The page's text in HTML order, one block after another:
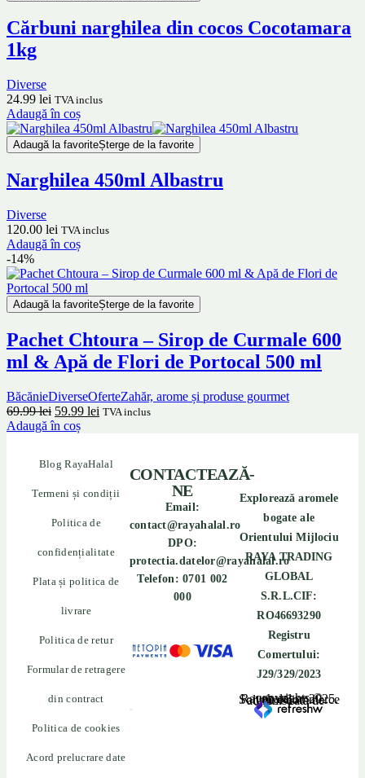
Cărbuni narghilea din cocos Cocotamara
1kg
Diverse
24.99 lei TVA inclus
Adaugă în coș
Adaugă la favoriteȘterge de la favorite
Narghilea 450ml Albastru
Diverse
120.00 lei TVA inclus
Adaugă în coș
-14%
Adaugă la favoriteȘterge de la favorite
Pachet Chtoura – Sirop de Curmale 600
ml & Apă de Flori de Portocal 500 ml
BăcănieDiverseOferteZahăr, arome și produse gourmet
69.99lei 59.99 lei TVA inclus
Adaugă în coș
Blog RayaHalal
Termeni și condiții
Politica de
confidențialitate
Plata și politica de
livrare
Politica de retur
Formular de retragere
din contract
Politica de cookies
Acord prelucrare date
Explorează aromele
bogate ale
Orientului Mijlociu
RAYA TRADING
GLOBAL
S.R.L.CIF:
RO46693290
Registru
Comertului:
J29/329/2023
copyrights © Rayahalal.ro 2025. Soluție eCommerce administrată de
CONTACTEAZĂ-
NE
Email:
contact@rayahalal.ro
DPO:
protectia.datelor@rayahalal.ro
Telefon: 0701 002
000